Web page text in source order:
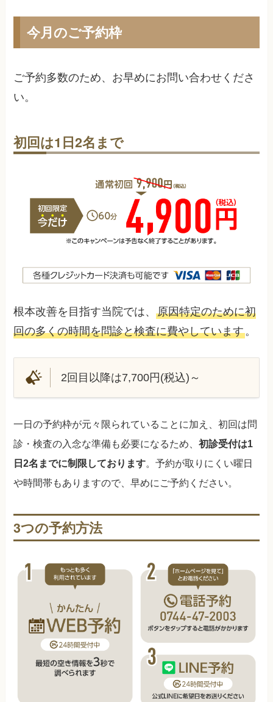
今月のご予約枠
ご予約多数のため、お早めにお問い合わせくださ
い。
初回は1日2名まで
根本改善を目指す当院では、原因特定のために初
回の多くの時間を問診と検査に費やしています。
2回目以降は7,700円(税込)～
一日の予約枠が元々限られていることに加え、初回は問
診・検査の入念な準備も必要になるため、初診受付は1
日2名までに制限しております。予約が取りにくい曜日
や時間帯もありますので、早めにご予約ください。
3つの予約方法